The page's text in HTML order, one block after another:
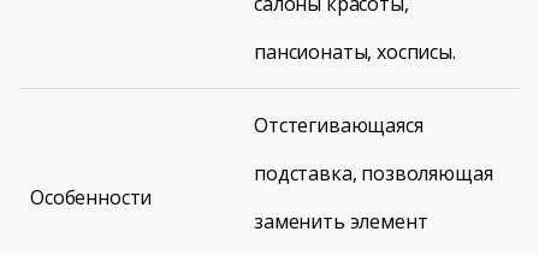
пансионаты, хосписы.
Особенности
Отстегивающаяся
подставка, позволяющая
заменить элемент